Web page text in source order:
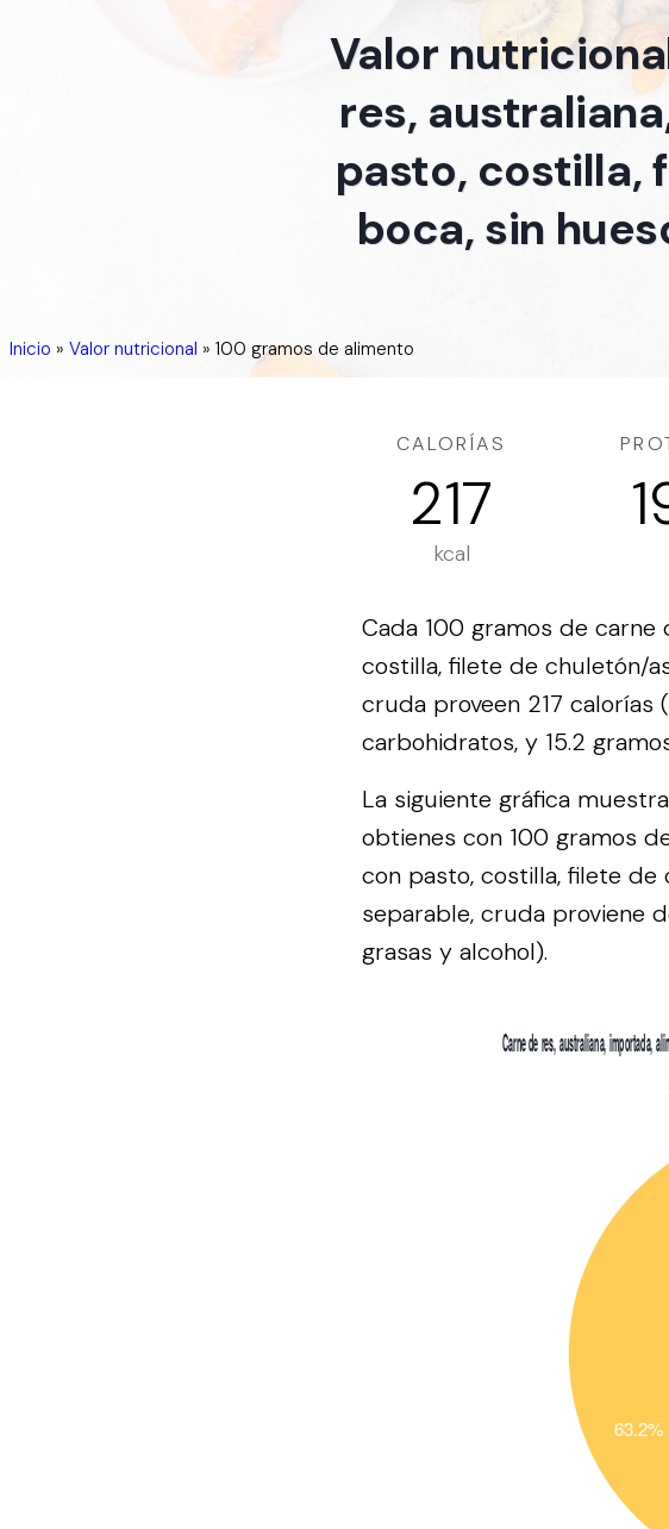
Valor
res,
pasto, costilla,
boca, sin
Inicio » Valor nutricional » 100 gramos de alimento
CALORÍAS
217
kcal
Cada 100 gramos de carne
costilla, filete de chuletón/
cruda proveen 217 calorías
carbohidratos, y 15.2
La siguiente gráfica
obtienes con 100 gramos
con pasto, costilla, filete de
separable, cruda proviene
grasas y alcohol).